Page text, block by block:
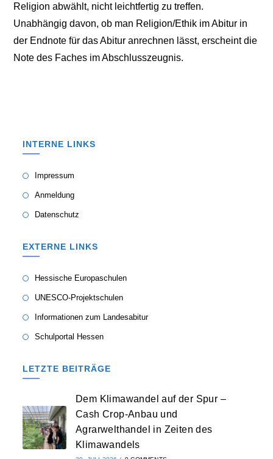
Religion abwählt, nicht leichtfertig zu treffen.
Unabhängig davon, ob man Religion/Ethik im Abitur in
der Endnote für das Abitur anrechnen lässt, erscheint die
Note des Faches im Abschlusszeugnis.
INTERNE LINKS
Impressum
Anmeldung
Datenschutz
EXTERNE LINKS
Hessische Europaschulen
UNESCO-Projektschulen
Informationen zum Landesabitur
Schulportal Hessen
LETZTE BEITRÄGE
Dem Klimawandel auf der Spur –
Cash Crop-Anbau und
Agrarwelthandel in Zeiten des
Klimawandels